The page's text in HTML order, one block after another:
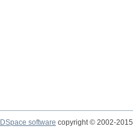
DSpace software copyright © 2002-2015